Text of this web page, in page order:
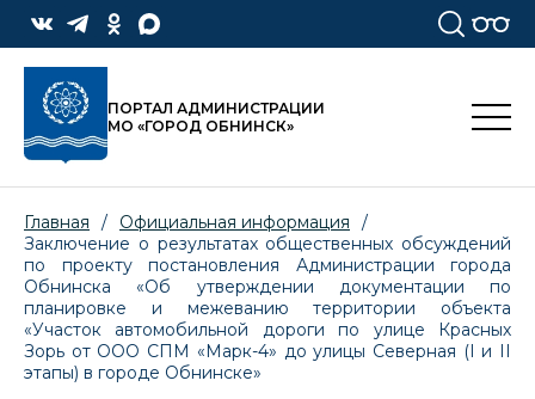
ПОРТАЛ АДМИНИСТРАЦИИ
МО «ГОРОД ОБНИНСК»
Главная / Официальная информация
/
Заключение о результатах общественных обсуждений
по проекту постановления Администрации города
Обнинска «Об утверждении документации по
планировке и межеванию территории объекта
«Участок автомобильной дороги по улице Красных
Зорь от ООО СПМ «Марк-4» до улицы Северная (I и II
этапы) в городе Обнинске»